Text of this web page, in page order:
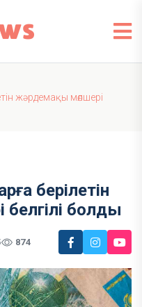
жәрдемақы мөлшері
берілетін
болды
874